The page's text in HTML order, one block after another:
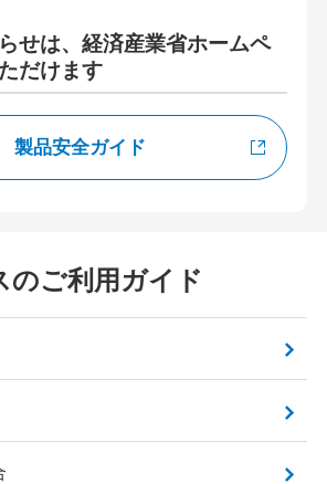
せは、経済産業省ホームペ
だけます
製品安全ガイド
のご利用ガイド